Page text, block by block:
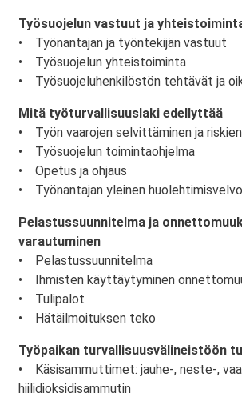
Työsuojelun vastuut ja
• Työnantajan ja työntekijän vastuut
• Työsuojelun yhteistoiminta
• Työsuojeluhenkilöstön tehtävät ja
Mitä työturvallisuuslaki edellyttää
• Työn vaarojen selvittäminen ja
• Työsuojelun toimintaohjelma
• Opetus ja ohjaus
• Työnantajan yleinen
Pelastussuunnitelma ja
varautuminen
• Pelastussuunnitelma
• Ihmisten käyttäytyminen
• Tulipalot
• Hätäilmoituksen teko
Työpaikan turvallisuusvälineistöön
• Käsisammuttimet: jauhe-, neste-,
hiilidioksidisammutin